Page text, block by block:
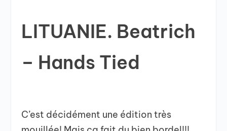
LITUANIE. Beatrich
– Hands Tied
C’est décidément une édition très